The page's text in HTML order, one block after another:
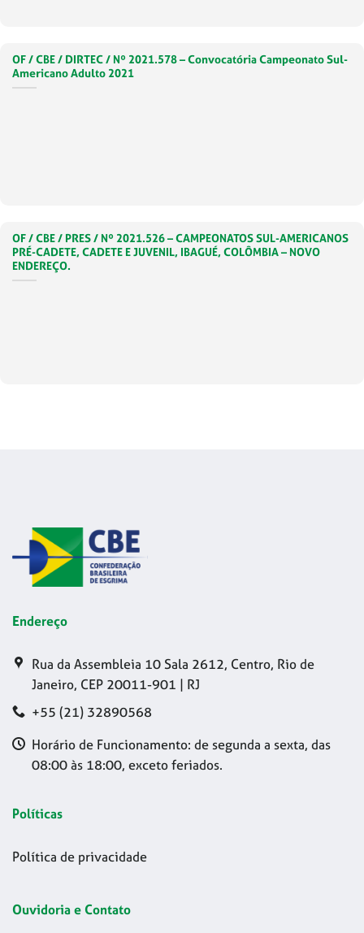
OF / CBE / DIRTEC / Nº 2021.578 – Convocatória Campeonato Sul-
Americano Adulto 2021
OF / CBE / PRES / Nº 2021.526 – CAMPEONATOS SUL-AMERICANOS
PRÉ-CADETE, CADETE E JUVENIL, IBAGUÉ, COLÔMBIA – NOVO
ENDEREÇO.
Endereço
Rua da Assembleia 10 Sala 2612, Centro, Rio de
Janeiro, CEP 20011-901 | RJ
+55 (21) 32890568
Horário de Funcionamento: de segunda a sexta, das
08:00 às 18:00, exceto feriados.
Políticas
Política de privacidade
Ouvidoria e Contato